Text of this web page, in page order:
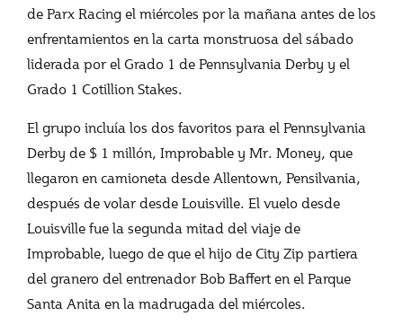
de Parx Racing el miércoles por la mañana antes de los
enfrentamientos en la carta monstruosa del sábado
liderada por el Grado 1 de Pennsylvania Derby y el
Grado 1 Cotillion Stakes.
El grupo incluía los dos favoritos para el Pennsylvania
Derby de $ 1 millón, Improbable y Mr. Money, que
llegaron en camioneta desde Allentown, Pensilvania,
después de volar desde Louisville. El vuelo desde
Louisville fue la segunda mitad del viaje de
Improbable, luego de que el hijo de City Zip partiera
del granero del entrenador Bob Baffert en el Parque
Santa Anita en la madrugada del miércoles.